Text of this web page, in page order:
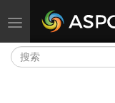
切换导航